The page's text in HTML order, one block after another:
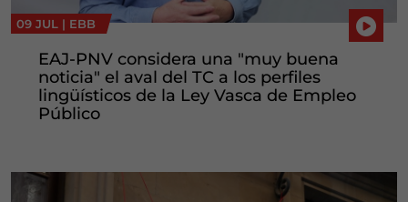
09 JUL | EBB
EAJ-PNV considera una "muy buena
noticia" el aval del TC a los perfiles
lingüísticos de la Ley Vasca de Empleo
Público